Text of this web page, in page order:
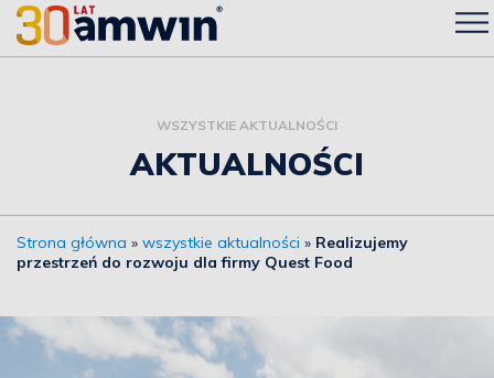
WSZYSTKIE AKTUALNOŚCI
AKTUALNOŚCI
Strona główna » wszystkie aktualności » Realizujemy
przestrzeń do rozwoju dla firmy Quest Food